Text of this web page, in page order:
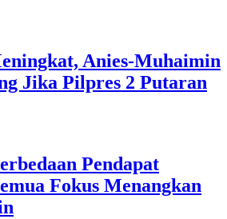
Anies-Muhaimin
Jika Pilpres 2 Putaran
Pendapat
Fokus Menangkan